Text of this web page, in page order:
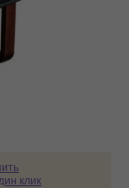
клик